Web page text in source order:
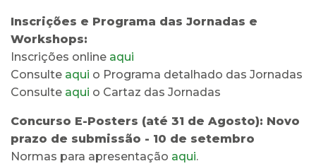
Inscrições e Programa das Jornadas e
Workshops:
Inscrições online aqui
Consulte aqui o Programa detalhado das Jornadas
Consulte aqui o Cartaz das Jornadas
Concurso E-Posters (até 31 de Agosto): Novo
prazo de submissão - 10 de setembro
Normas para apresentação aqui.